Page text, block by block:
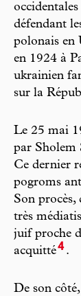
défendant
polonais en
en 1924 à
ukrainien
sur la
Le 25 mai
par Sholem
Ce dernier
pogroms
Son
très
juif proche
acquitté4.
De son